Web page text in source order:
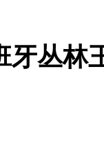
牙丛林